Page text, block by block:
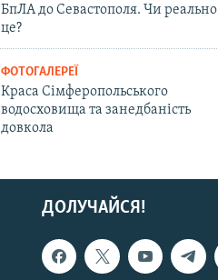
БпЛА до Севастополя. Чи реально
це?
ФОТОГАЛЕРЕЇ
Краса Сімферопольського
водосховища та занедбаність
довкола
ДОЛУЧАЙСЯ!